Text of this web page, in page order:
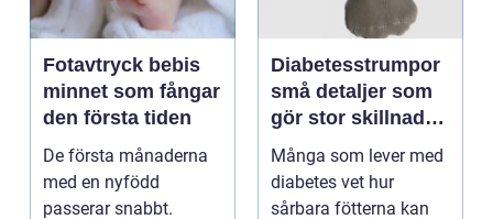
Fotavtryck bebis
minnet som fångar
den första tiden
De första månaderna
med en nyfödd
passerar snabbt.
Diabetesstrumpor
små detaljer som
gör stor skillnad
för känsliga fötter
Många som lever med
diabetes vet hur
sårbara fötterna kan